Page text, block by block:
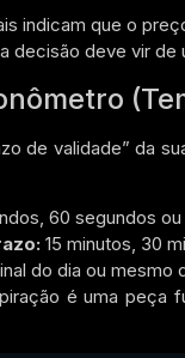
indicam que o
decisão deve vir de
de validade” da
60 segundos
15 minutos, 30
do dia ou mesmo
é uma peça